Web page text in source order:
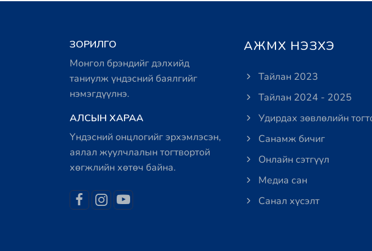
ЗОРИЛГО
Монгол брэндийг дэлхийд
таниулж үндэсний баялгийг
нэмэгдүүлнэ.
АЛСЫН ХАРАА
Үндэсний онцлогийг эрхэмлэсэн,
аялал жуулчлалын тогтвортой
хөгжлийн хөтөч байна.
АЖМХ НЭЗХЭ
Тайлан 2023
Тайлан 2024 - 2025
Удирдах зөвлөлийн
Санамж бичиг
Онлайн сэтгүүл
Медиа сан
Санал хүсэлт